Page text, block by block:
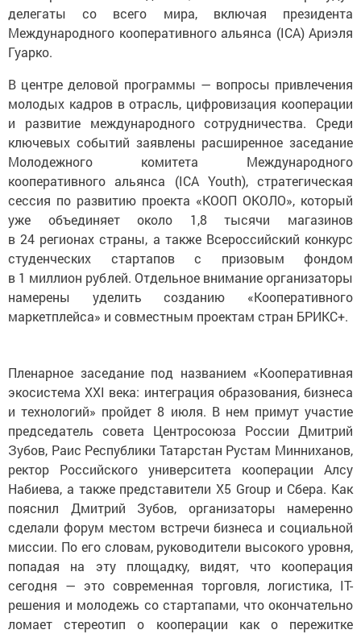
делегаты со всего мира, включая президента
Международного кооперативного альянса (ICA) Ариэля
Гуарко.
В центре деловой программы — вопросы привлечения
молодых кадров в отрасль, цифровизация кооперации
и развитие международного сотрудничества. Среди
ключевых событий заявлены расширенное заседание
Молодежного комитета Международного
кооперативного альянса (ICA Youth), стратегическая
сессия по развитию проекта «КООП ОКОЛО», который
уже объединяет около 1,8 тысячи магазинов
в 24 регионах страны, а также Всероссийский конкурс
студенческих стартапов с призовым фондом
в 1 миллион рублей. Отдельное внимание организаторы
намерены уделить созданию «Кооперативного
маркетплейса» и совместным проектам стран БРИКС+.
Пленарное заседание под названием «Кооперативная
экосистема XXI века: интеграция образования, бизнеса
и технологий» пройдет 8 июля. В нем примут участие
председатель совета Центросоюза России Дмитрий
Зубов, Раис Республики Татарстан Рустам Минниханов,
ректор Российского университета кооперации Алсу
Набиева, а также представители X5 Group и Сбера. Как
пояснил Дмитрий Зубов, организаторы намеренно
сделали форум местом встречи бизнеса и социальной
миссии. По его словам, руководители высокого уровня,
попадая на эту площадку, видят, что кооперация
сегодня — это современная торговля, логистика, IT-
решения и молодежь со стартапами, что окончательно
ломает стереотип о кооперации как о пережитке